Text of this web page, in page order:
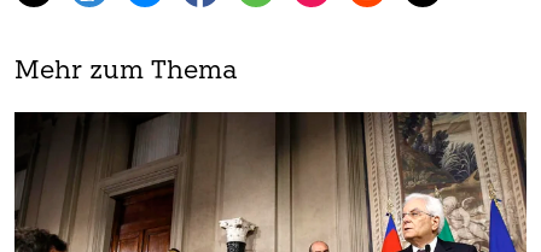
Mehr zum Thema